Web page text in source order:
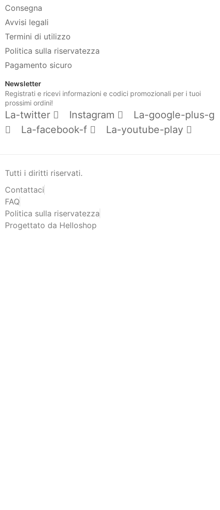
Consegna
Avvisi legali
Termini di utilizzo
Politica sulla riservatezza
Pagamento sicuro
Newsletter
Registrati e ricevi informazioni e codici promozionali per i tuoi
prossimi ordini!
La-twitter Instagram
La-google-plus-g
La-facebook-f
La-youtube-play
Tutti i diritti riservati.
Contattaci
FAQ
Politica sulla riservatezza
Progettato da Helloshop